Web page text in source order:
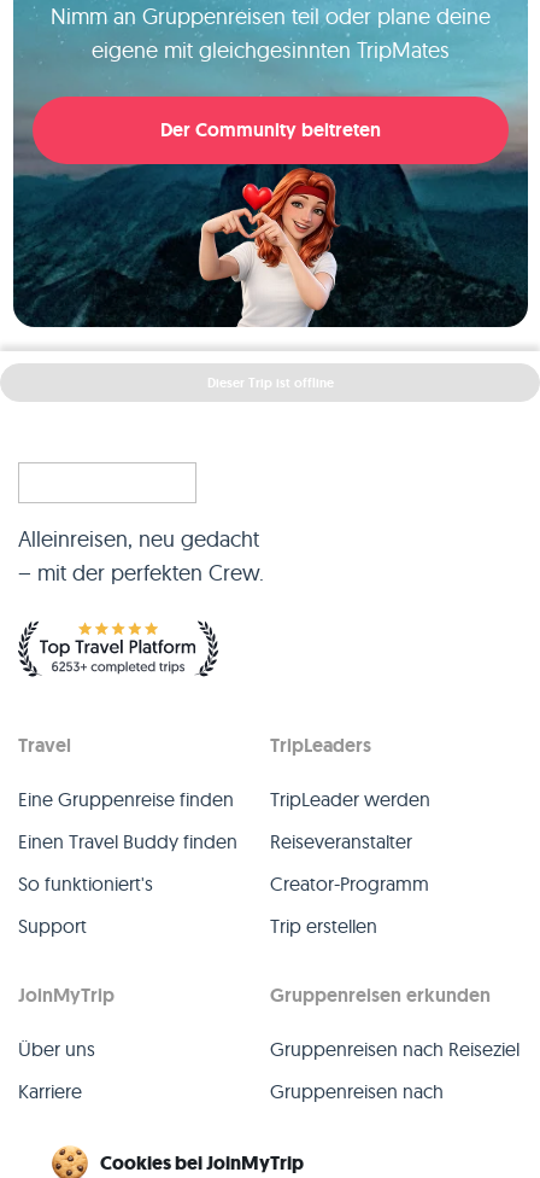
Nimm an Gruppenreisen teil oder plane deine
eigene mit gleichgesinnten TripMates
Der Community beitreten
Dieser Trip ist offline
Alleinreisen, neu gedacht
– mit der perfekten Crew.
Travel
Eine Gruppenreise finden
Einen Travel Buddy finden
So funktioniert's
Support
TripLeaders
TripLeader werden
Reiseveranstalter
Creator-Programm
Trip erstellen
JoinMyTrip
Über uns
Karriere
Gruppenreisen erkunden
Gruppenreisen nach Reiseziel
Gruppenreisen nach
Alle Gruppenreisen
Cookies bei JoinMyTrip